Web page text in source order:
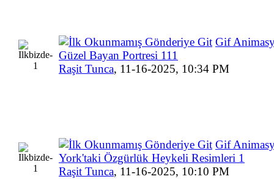
Gif
Güzel Bayan Portresi 111
Raşit Tunca, 11-16-2025, 10:34 PM
Gif
York'taki Özgürlük Heykeli Resimleri 1
Raşit Tunca, 11-16-2025, 10:10 PM